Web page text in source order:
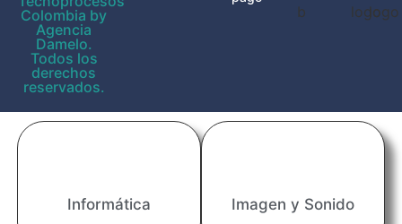
Colombia by
Agencia
Damelo.
Todos los
derechos
reservados.
Informática Imagen y Sonido